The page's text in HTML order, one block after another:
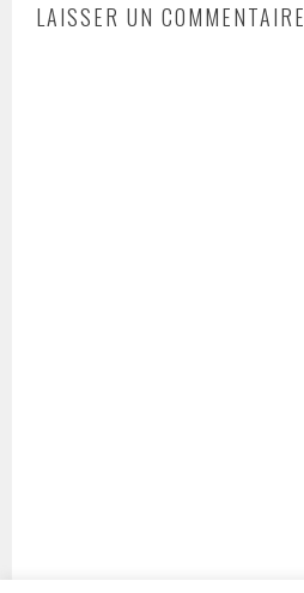
LAISSER UN COMMENTAIRE